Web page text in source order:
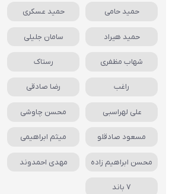
حمید حامی حمید عسکری
حمید هیراد سامان جلیلی
شهاب مظفری رستاک
راغب رضا صادقی
علی لهراسبی محسن چاوشی
مسعود صادقلو میثم ابراهیمی
محسن ابراهیم زاده مهدی احمدوند
7 باند